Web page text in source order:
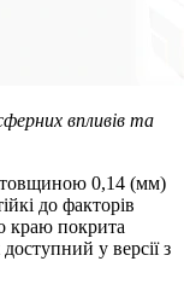
впливів та
товщиною 0,14 (мм)
до факторів
краю покрита
у версії з